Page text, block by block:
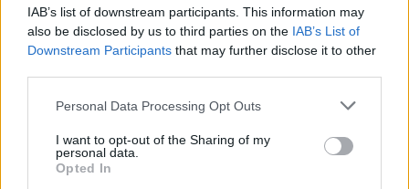
IAB’s list of downstream participants. This information may
also be disclosed by us to third parties on the IAB’s List of
Downstream Participants that may further disclose it to other
Please note that this website/app uses one or more Google
not limited to your visit or usage behaviour. You may click to
grant or deny consent to Google and its third-party tags to
use your data for below specified purposes in below Google
Personal Data Processing Opt Outs
I want to opt-out of the Sharing of my
personal data.
Opted In
TAGS: Ευρωεκλογές 2024 Νέα Δημοκρατία (ΝΔ)